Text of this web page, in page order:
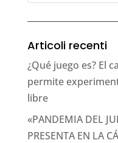
Articoli recenti
¿Qué juego es? El
permite
libre
«PANDEMIA DEL
PRESENTA EN LA